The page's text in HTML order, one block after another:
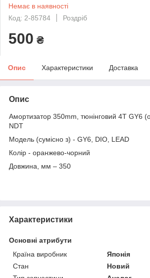
Немає в наявності
Код: 2-85784
Роздріб
500 ₴
Опис Характеристики Доставка
Опис
Амортизатор 350mm, тюнінговий 4T GY6
NDT
Модель (сумісно з) - GY6, DIO, LEAD
Колір - оранжево-чорний
Довжина, мм – 350
Характеристики
Основні атрибути
Країна виробник
Японія
Стан
Новий